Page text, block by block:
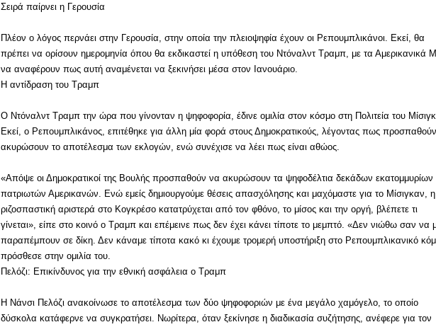
Σειρά παίρνει η Γερουσία
Πλέον ο λόγος περνάει στην Γερουσία, στην οποία την πλειοψηφία έχουν οι Ρεπουμπλικάνοι. Εκεί, θα
πρέπει να ορίσουν ημερομηνία όπου θα εκδικαστεί η υπόθεση του Ντόναλντ Τραμπ, με τα Αμερικανικά
να αναφέρουν πως αυτή αναμένεται να ξεκινήσει μέσα στον Ιανουάριο.
Η αντίδραση του Τραμπ
Ο Ντόναλντ Τραμπ την ώρα που γίνονταν η ψηφοφορία, έδινε ομιλία στον κόσμο στη Πολιτεία του
Εκεί, ο Ρεπουμπλικάνος, επιτέθηκε για άλλη μία φορά στους Δημοκρατικούς, λέγοντας πως
ακυρώσουν το αποτέλεσμα των εκλογών, ενώ συνέχισε να λέει πως είναι αθώος.
«Απόψε οι Δημοκρατικοί της Βουλής προσπαθούν να ακυρώσουν τα ψηφοδέλτια δεκάδων εκατομμυρίων
πατριωτών Αμερικανών. Ενώ εμείς δημιουργούμε θέσεις απασχόλησης και μαχόμαστε για το Μίσιγκαν, η
ριζοσπαστική αριστερά στο Κογκρέσο κατατρύχεται από τον φθόνο, το μίσος και την οργή, βλέπετε τι
γίνεται», είπε στο κοινό ο Τραμπ και επέμεινε πως δεν έχει κάνει τίποτε το μεμπτό. «Δεν νιώθω σαν να
παραπέμπουν σε δίκη. Δεν κάναμε τίποτα κακό κι έχουμε τρομερή υποστήριξη στο Ρεπουμπλικανικό
πρόσθεσε στην ομιλία του.
Πελόζι: Επικίνδυνος για την εθνική ασφάλεια ο Τραμπ
Η Νάνσι Πελόζι ανακοίνωσε το αποτέλεσμα των δύο ψηφοφοριών με ένα μεγάλο χαμόγελο, το οποίο
δύσκολα κατάφερνε να συγκρατήσει. Νωρίτερα, όταν ξεκίνησε η διαδικασία συζήτησης, ανέφερε για τον